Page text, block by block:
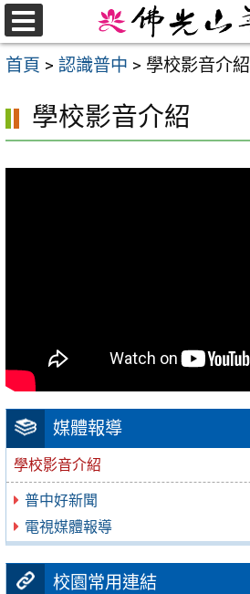
跳
至
主首頁 > 認識普中 > 學校影音介紹
媒體報導
學校影音介紹
普中好新聞
電視媒體報導
校園常用連結
學校影音介紹
選
單